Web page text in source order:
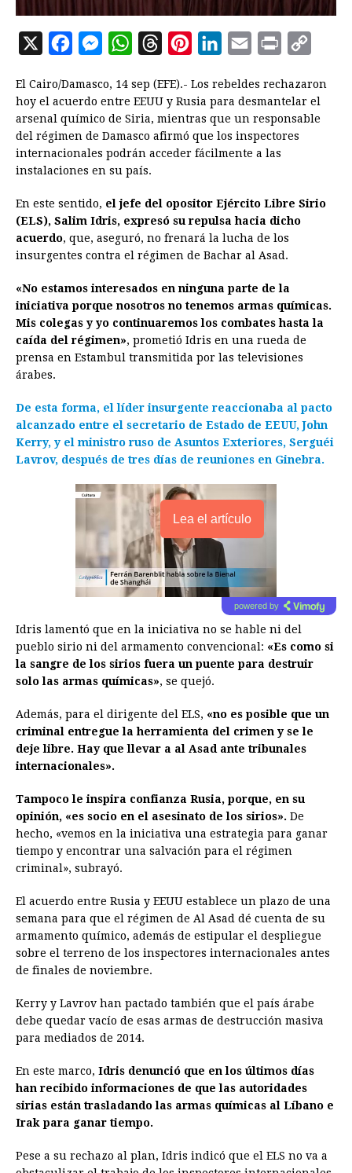
X
c
e
b
o
k
M
s
s
e
n
e
W
a
t
s
A
p
r
e
a
d
n
t
e
r
s
n
k
e
d
n
a
i
l
i
n
t
p
y
k
El Cairo/Damasco, 14 sep (EFE).- Los rebeldes rechazaron
hoy el acuerdo entre EEUU y Rusia para desmantelar el
arsenal químico de Siria, mientras que un responsable
del régimen de Damasco afirmó que los inspectores
internacionales podrán acceder fácilmente a las
instalaciones en su país.
En este sentido, el jefe del opositor Ejército Libre Sirio
(ELS), Salim Idris, expresó su repulsa hacia dicho
acuerdo, que, aseguró, no frenará la lucha de los
insurgentes contra el régimen de Bachar al Asad.
«No estamos interesados en ninguna parte de la
iniciativa porque nosotros no tenemos armas químicas.
Mis colegas y yo continuaremos los combates hasta la
caída del régimen», prometió Idris en una rueda de
prensa en Estambul transmitida por las televisiones
árabes.
De esta forma, el líder insurgente reaccionaba al pacto
alcanzado entre el secretario de Estado de EEUU, John
Kerry, y el ministro ruso de Asuntos Exteriores, Serguéi
Lavrov, después de tres días de reuniones en Ginebra.
Lea el artículo
powered by
Idris lamentó que en la iniciativa no se hable ni del
pueblo sirio ni del armamento convencional: «Es como si
la sangre de los sirios fuera un puente para destruir
solo las armas químicas», se quejó.
Además, para el dirigente del ELS, «no es posible que un
criminal entregue la herramienta del crimen y se le
deje libre. Hay que llevar a al Asad ante tribunales
internacionales».
Tampoco le inspira confianza Rusia, porque, en su
opinión, «es socio en el asesinato de los sirios». De
hecho, «vemos en la iniciativa una estrategia para ganar
tiempo y encontrar una salvación para el régimen
criminal», subrayó.
El acuerdo entre Rusia y EEUU establece un plazo de una
semana para que el régimen de Al Asad dé cuenta de su
armamento químico, además de estipular el despliegue
sobre el terreno de los inspectores internacionales antes
de finales de noviembre.
Kerry y Lavrov han pactado también que el país árabe
debe quedar vacío de esas armas de destrucción masiva
para mediados de 2014.
En este marco, Idris denunció que en los últimos días
han recibido informaciones de que las autoridades
sirias están trasladando las armas químicas al Líbano e
Irak para ganar tiempo.
Pese a su rechazo al plan, Idris indicó que el ELS no va a